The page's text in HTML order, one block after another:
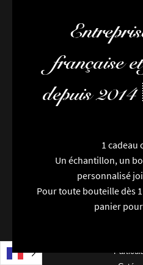
française
depuis
1 cadeau
Un échantillon, un
personnalisé
Pour toute bouteille dès
panier
Conditions
Conditions